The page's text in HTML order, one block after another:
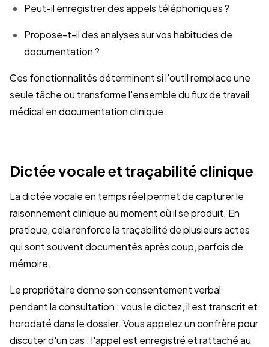
Peut-il enregistrer des appels téléphoniques ?
Propose-t-il des analyses sur vos habitudes de
documentation ?
Ces fonctionnalités déterminent si l'outil remplace une
seule tâche ou transforme l'ensemble du flux de travail
médical en documentation clinique.
Dictée vocale et traçabilité clinique
La dictée vocale en temps réel permet de capturer le
raisonnement clinique au moment où il se produit. En
pratique, cela renforce la traçabilité de plusieurs actes
qui sont souvent documentés après coup, parfois de
mémoire.
Le propriétaire donne son consentement verbal
pendant la consultation : vous le dictez, il est transcrit et
horodaté dans le dossier. Vous appelez un confrère pour
discuter d'un cas : l'appel est enregistré et rattaché au